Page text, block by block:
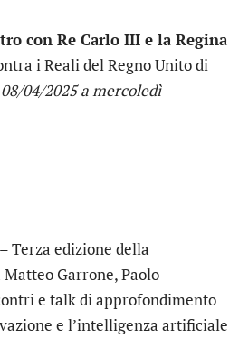
con Re Carlo III e la Regina
i Reali del Regno Unito di
04/2025 a mercoledì
Terza edizione della
Garrone, Paolo
e talk di approfondimento
e l’intelligenza artificiale